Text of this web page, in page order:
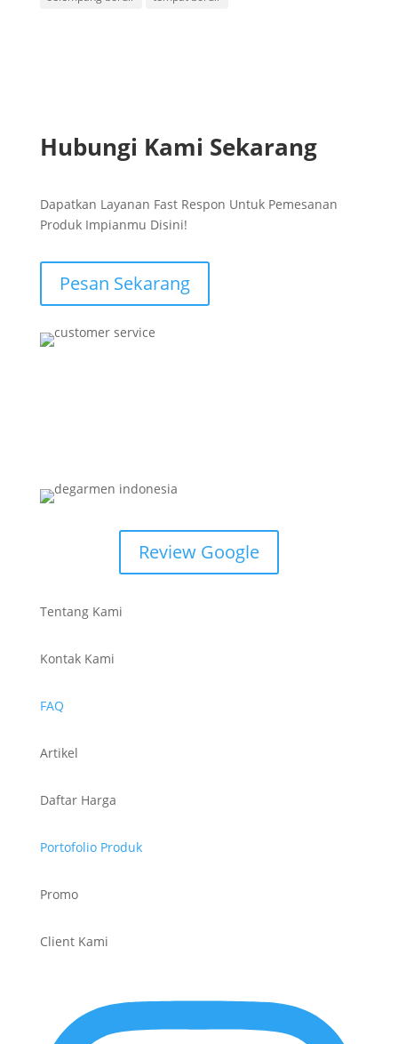
Hubungi Kami Sekarang
Dapatkan Layanan Fast Respon Untuk Pemesanan
Produk Impianmu Disini!
Pesan Sekarang
Review Google
Tentang Kami
Kontak Kami
FAQ
Artikel
Daftar Harga
Portofolio Produk
Promo
Client Kami